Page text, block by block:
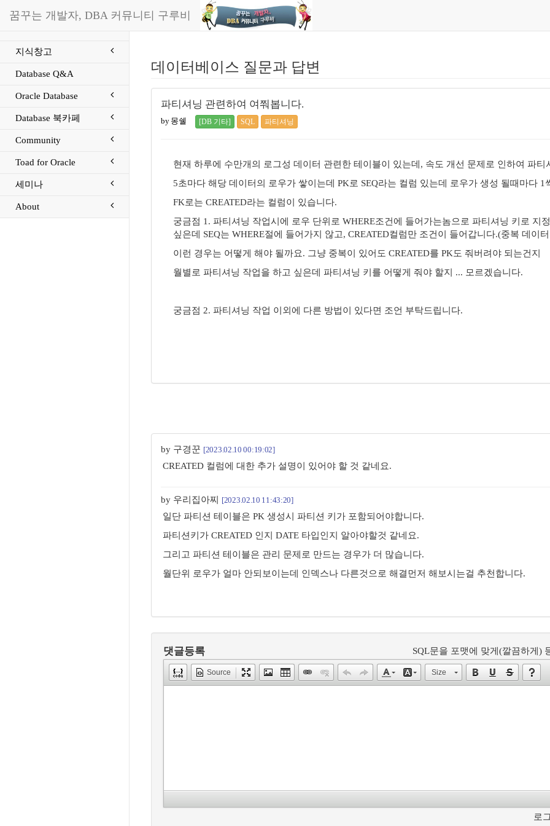
꿈꾸는 개발자, DBA 커뮤니티 구루비
지식창고
Database Q&A
Oracle Database
Database 북카페
Community
Toad for Oracle
세미나
About
데이터베이스 질문과 답변
파티셔닝 관련하여 여쭤봅니다.
by 몽쉘 [DB 기타] SQL 파티셔닝
현재 하루에 수만개의 로그성 데이터 관련한 테이블이 있는데, 속도 개선 문제로 인하여 파
5초마다 해당 데이터의 로우가 쌓이는데 PK로 SEQ라는 컬럼 있는데 로우가 생성 될때마다 1
FK로는 CREATED라는 컬럼이 있습니다.
궁금점 1. 파티셔닝 작업시에 로우 단위로 WHERE조건에 들어가는놈으로 파티셔닝 키로 지
싶은데 SEQ는 WHERE절에 들어가지 않고, CREATED컬럼만 조건이 들어갑니다.(중복 데이
이런 경우는 어떻게 해야 될까요. 그냥 중복이 있어도 CREATED를 PK도 줘버려야 되는건지
월별로 파티셔닝 작업을 하고 싶은데 파티셔닝 키를 어떻게 줘야 할지 ... 모르겠습니다.
궁금점 2. 파티셔닝 작업 이외에 다른 방법이 있다면 조언 부탁드립니다.
by 구경꾼 [2023.02.10 00:19:02]
CREATED 컬럼에 대한 추가 설명이 있어야 할 것 같네요.
by 우리집아찌 [2023.02.10 11:43:20]
일단 파티션 테이블은 PK 생성시 파티션 키가 포함되어야합니다.
파티션키가 CREATED 인지 DATE 타입인지 알아야할것 같네요.
그리고 파티션 테이블은 관리 문제로 만드는 경우가 더 많습니다.
월단위 로우가 얼마 안되보이는데 인덱스나 다른것으로 해결먼저 해보시는걸 추천합니다.
댓글등록 SQL문을 포맷에 맞게(깔끔하게)
Source Size
로